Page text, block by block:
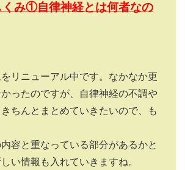
くみ①自律神経とは何者なの
リニューアル中です。なかなか更
ったのですが、自律神経の不調や
ちんとまとめていきたいので、も
容と重なっている部分があるかと
い情報も入れていきますね。